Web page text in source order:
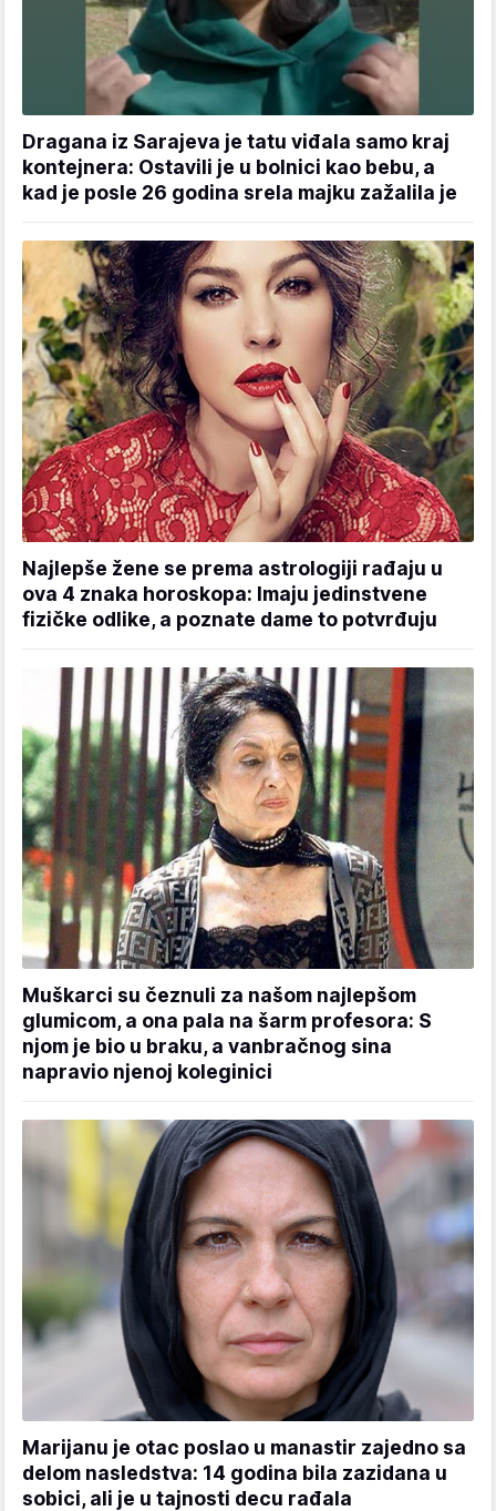
Dragana iz Sarajeva je tatu viđala samo kraj
kontejnera: Ostavili je u bolnici kao bebu, a
kad je posle 26 godina srela majku zažalila je
Najlepše žene se prema astrologiji rađaju u
ova 4 znaka horoskopa: Imaju jedinstvene
fizičke odlike, a poznate dame to potvrđuju
Muškarci su čeznuli za našom najlepšom
glumicom, a ona pala na šarm profesora: S
njom je bio u braku, a vanbračnog sina
napravio njenoj koleginici
Marijanu je otac poslao u manastir zajedno sa
delom nasledstva: 14 godina bila zazidana u
sobici, ali je u tajnosti decu rađala